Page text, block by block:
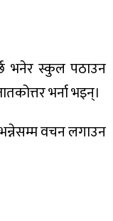
भनेर स्कुल पठाउन
भर्ना भइन्।
वचन लगाउन